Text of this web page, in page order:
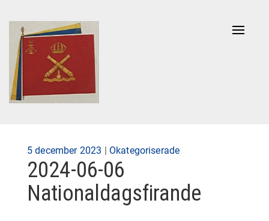
Publicerad
på
5 december 2023 Okategoriserade
2024-06-06
Nationaldagsfirande